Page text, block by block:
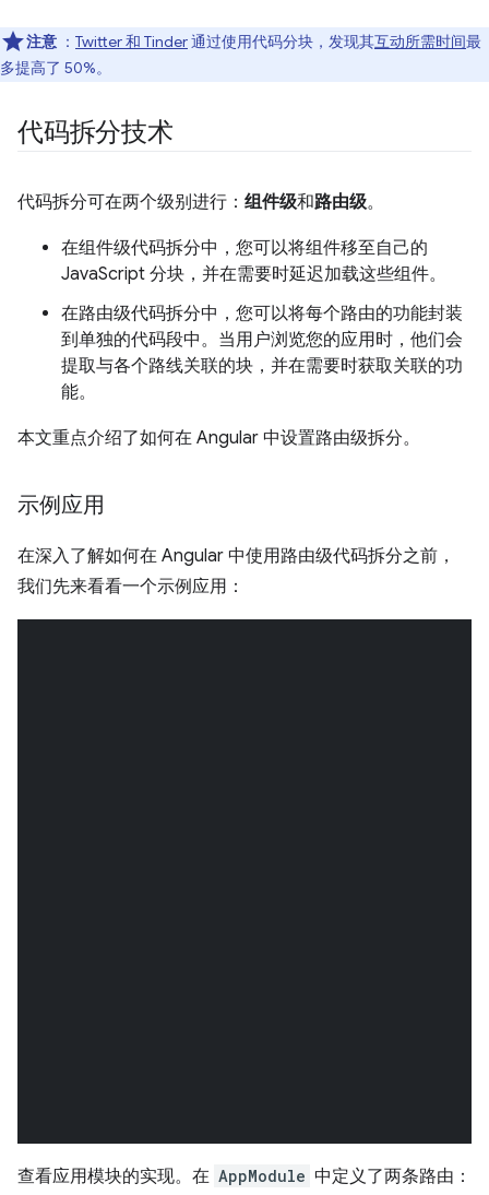
注意 ： Twitter 和 Tinder通过使用代码分块，发现其互动所需时间最
多提高了 50%。
代码拆分技术
代码拆分可在两个级别进行： 组件级和路由级。
在组件级代码拆分中，您可以将组件移至自己的
JavaScript 分块，并在需要时延迟加载这些组件。
在路由级代码拆分中，您可以将每个路由的功能封装
到单独的代码段中。当用户浏览您的应用时，他们会
提取与各个路线关联的块，并在需要时获取关联的功
能。
本文重点介绍了如何在 Angular 中设置路由级拆分。
示例应用
在深入了解如何在 Angular 中使用路由级代码拆分之前，
我们先来看看一个示例应用：
查看应用模块的实现。在 AppModule 中定义了两条路由：